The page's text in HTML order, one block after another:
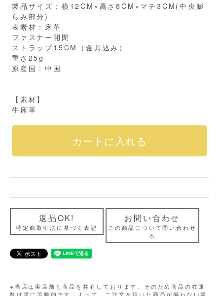
製品サイズ：横12CM×高さ8CM×マチ3CM(中央膨
らみ部分)
表素材：床革
ファスナー開閉
ストラップ15CM（金具込み）
重さ25g
原産国：中国
【素材】
牛床革
返品OK!
特定商取引法に基づく表記
お問い合わせ
この商品について問い合わせ
る
※当店は実店舗と商品を共有しております。そのため商品の在庫
数は常に流動的です。よって、ご注文を頂いた商品が揃わない場